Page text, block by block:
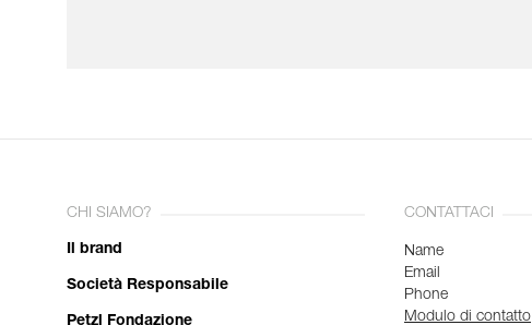
CHI SIAMO?
Il brand
Società Responsabile
Petzl Fondazione
CONTATTACI
Name
Email
Phone
Modulo di contatto